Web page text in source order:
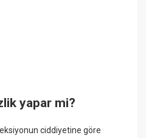
yapar mi?
ciddiyetine göre